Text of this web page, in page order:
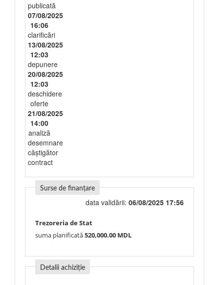
publicată
07/08/2025
16:06
clarificări
13/08/2025
12:03
depunere
20/08/2025
12:03
deschidere
oferte
21/08/2025
14:00
analiză
desemnare
câștigător
contract
Surse de finanțare
data validării: 06/08/2025 17:56
Trezoreria de Stat
suma planificată520,000.00 MDL
Detalii achiziție